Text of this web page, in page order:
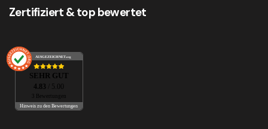
Zertifiziert & top bewertet
AUSGEZEICHNET.org
SEHR GUT
4.83 / 5.00
3 Bewertungen
Hinweis zu den Bewertungen